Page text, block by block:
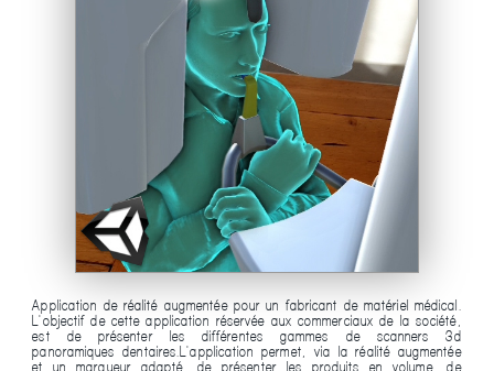
Application de réalité augmentée pour un fabricant de matériel médical.
L'objectif de cette application réservée aux commerciaux de la société,
est de présenter les différentes gammes de scanners 3d
panoramiques dentaires.L'application permet, via la réalité augmentée
et un marqueur adapté, de présenter les produits en volume, de